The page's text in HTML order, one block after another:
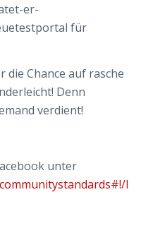
er-
für
die Chance auf rasche
Denn
verdient!
unter